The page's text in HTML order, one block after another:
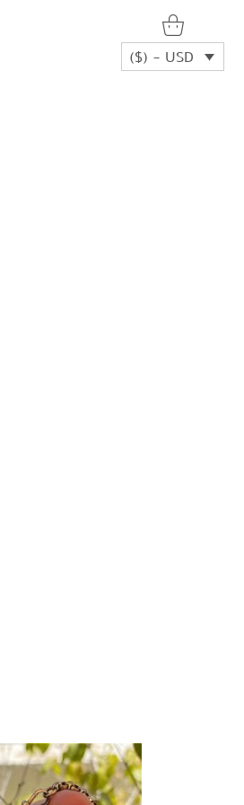
($) - USD